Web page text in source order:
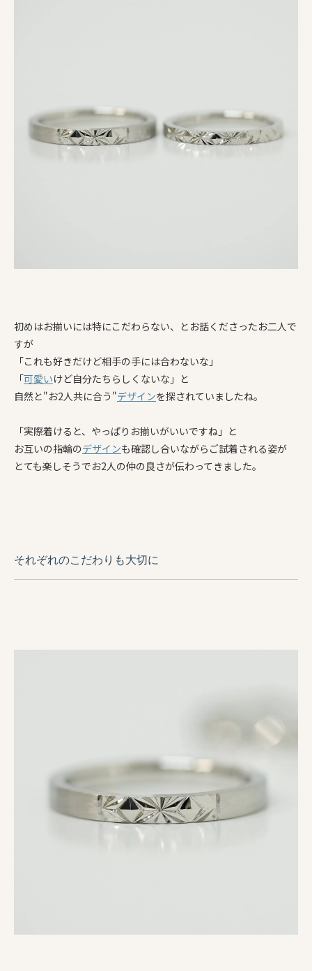
初めはお揃いには特にこだわらない、とお話くださったお二人で
すが
「これも好きだけど相手の手には合わないな」
「可愛いけど自分たちらしくないな」と
自然と"お2人共に合う"デザインを探されていましたね。
「実際着けると、やっぱりお揃いがいいですね」と
お互いの指輪のデザインも確認し合いながらご試着される姿が
とても楽しそうでお2人の仲の良さが伝わってきました。
それぞれのこだわりも大切に